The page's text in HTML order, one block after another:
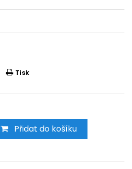
Tisk
Přidat do košíku